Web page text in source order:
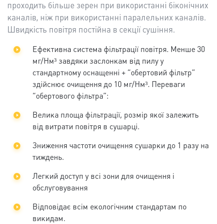
проходить більше зерен при використанні біконічних
каналів, ніж при використанні паралельних каналів.
Швидкість повітря постійна в секції сушіння.
Ефективна система фільтрації повітря. Менше 30
мг/Нм³ завдяки заслонкам від пилу у
стандартному оснащенні + “обертовий фільтр”
здійснює очищення до 10 мг/Нм³. Переваги
“обертового фільтра”:
Велика площа фільтрації, розмір якої залежить
від витрати повітря в сушарці.
Зниження частоти очищення сушарки до 1 разу на
тиждень.
Легкий доступ у всі зони для очищення і
обслуговування
Відповідає всім екологічним стандартам по
викидам.